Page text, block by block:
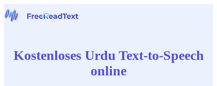
Werkzeuge
Kostenloses Urdu Text-to-Speech
online